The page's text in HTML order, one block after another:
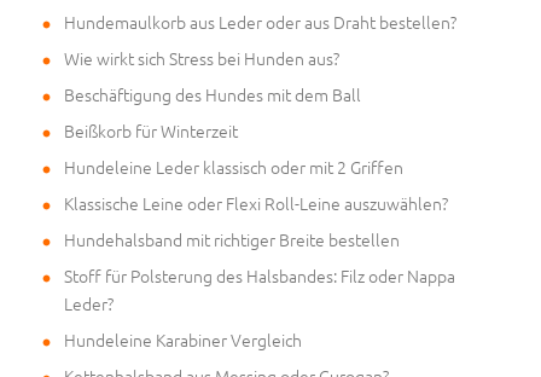
Hundemaulkorb aus Leder oder aus Draht bestellen?
Wie wirkt sich Stress bei Hunden aus?
Beschäftigung des Hundes mit dem Ball
Beißkorb für Winterzeit
Hundeleine Leder klassisch oder mit 2 Griffen
Klassische Leine oder Flexi Roll-Leine auszuwählen?
Hundehalsband mit richtiger Breite bestellen
Stoff für Polsterung des Halsbandes: Filz oder Nappa
Leder?
Hundeleine Karabiner Vergleich